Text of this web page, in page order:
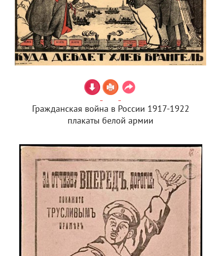
Гражданская война в России 1917-1922
плакаты белой армии